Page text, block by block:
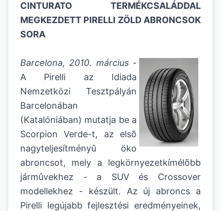
CINTURATO TERMÉKCSALÁDDAL
MEGKEZDETT PIRELLI ZÖLD ABRONCSOK
SORA
Barcelona, 2010. március -
A Pirelli az Idiada
Nemzetközi Tesztpályán
Barcelonában
(Katalóniában) mutatja be a
Scorpion Verde-t, az elsõ
nagyteljesítményû öko
abroncsot, mely a legkörnyezetkímélõbb
jármûvekhez - a SUV és Crossover
modellekhez - készült. Az új abroncs a
Pirelli legújabb fejlesztési eredményeinek,